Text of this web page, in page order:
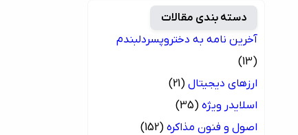
دسته بندی مقالات
آخرین نامه به دختروپسردلبندم
(13)
ارزهای دیجیتال (21)
اسلایدر ویژه (35)
اصول و فنون مذاکره (152)